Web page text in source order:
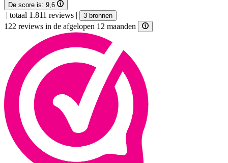
De score is: 9,6
| totaal 1.811 reviews | 3 bronnen
122 reviews in de afgelopen 12 maanden